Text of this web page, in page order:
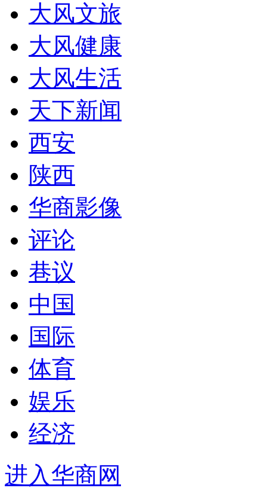
大风文旅
大风健康
大风生活
天下新闻
西安
陕西
华商影像
评论
巷议
中国
国际
体育
娱乐
经济
进入华商网